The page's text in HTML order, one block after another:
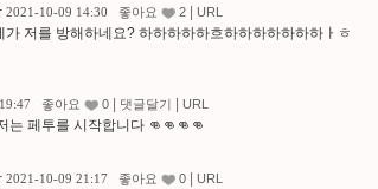
2021-10-09 14:30 좋아요 2 URL
가 저를 방해하네요? 하하하하하흐하하하하하하하ㅏㅎ
좋아요 0 댓글달기 URL
는 페투를 시작합니다 👊👊👊👊
2021-10-09 21:17 좋아요 0 URL